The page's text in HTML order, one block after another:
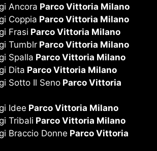
Ancora Parco Vittoria Milano
Coppia Parco Vittoria Milano
Frasi Parco Vittoria Milano
Tumblr Parco Vittoria Milano
Spalla Parco Vittoria Milano
Dita Parco Vittoria Milano
Sotto Il Seno Parco Vittoria
Idee Parco Vittoria Milano
Tribali Parco Vittoria Milano
Braccio Donne Parco Vittoria